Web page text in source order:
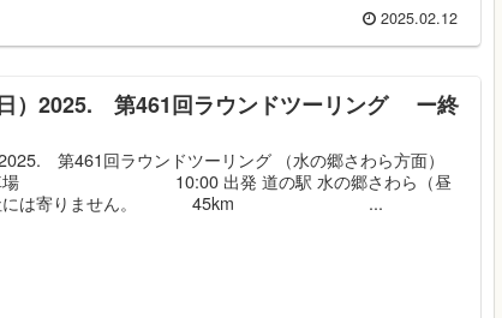
2025.02.12
）2025. 第461回ラウンドツーリング ー終
第461回ラウンドツーリング （水の郷さわら方面）
駐車場 10:00 出発 道の駅 水の郷さわら（昼
神社には寄りません。 45km ...